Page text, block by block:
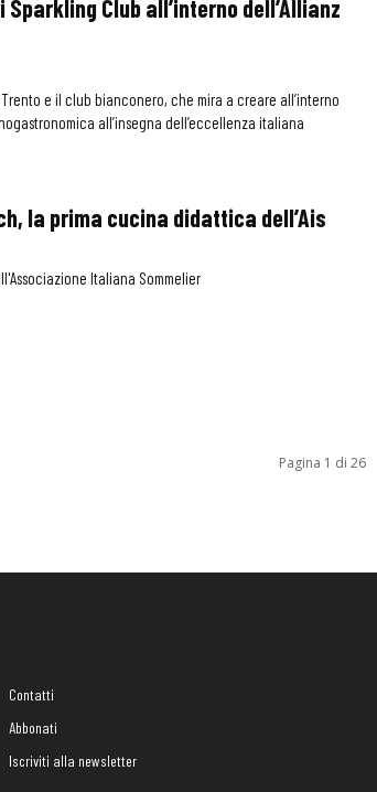
Sparkling Club all’interno dell’Allianz
e il club bianconero, che mira a creare all’interno
all’insegna dell’eccellenza italiana
la prima cucina didattica dell’Ais
Italiana Sommelier
Pagina 1 di 26
Contatti
Abbonati
Iscriviti alla newsletter